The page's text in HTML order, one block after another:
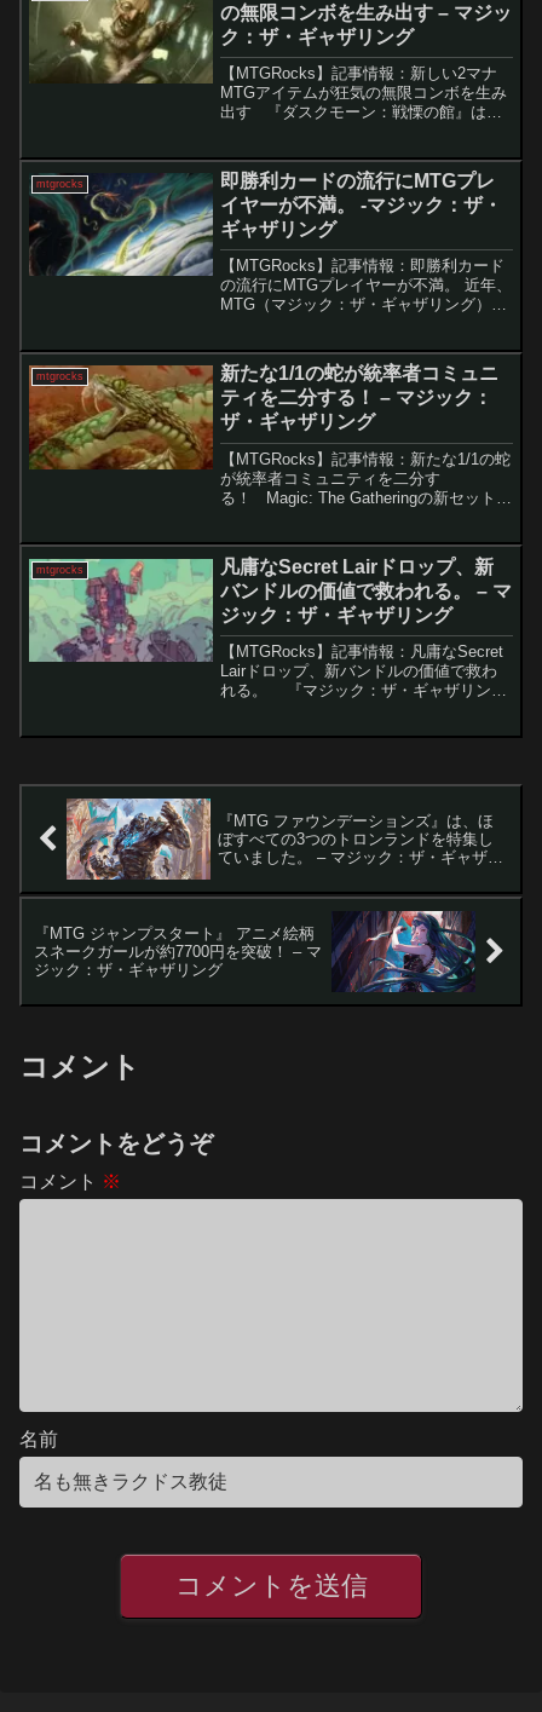
の無限コンボを生み出す – マジッ
ク：ザ・ギャザリング
【MTGRocks】記事情報：新しい2マナ
MTGアイテムが狂気の無限コンボを生み
出す 『ダスクモーン：戦慄の館』は、
目されるのが、「殺人人形、マーヴィ
ン」というカ...
mtgrocks
即勝利カードの流行にMTGプレ
イヤーが不満。 -マジック：ザ・
ギャザリング
【MTGRocks】記事情報：即勝利カード
の流行にMTGプレイヤーが不満。 近年、
MTG（マジック：ザ・ギャザリング）で
フレの影響で、こうしたカードはより効
率的かつ頻繁...
mtgrocks
新たな1/1の蛇が統率者コミュニ
ティを二分する！ – マジック：
ザ・ギャザリング
【MTGRocks】記事情報：新たな1/1の蛇
が統率者コミュニティを二分す
る！ Magic: The Gatheringの新セット
が、注目を集めています。このカード
は...
mtgrocks
凡庸なSecret Lairドロップ、新
バンドルの価値で救われる。 – マ
ジック：ザ・ギャザリング
【MTGRocks】記事情報：凡庸なSecret
Lairドロップ、新バンドルの価値で救わ
れる。 『マジック：ザ・ギャザリン
『MTG ファウンデーションズ』は、ほ
ぼすべての3つのトロンランドを特集し
ていました。 – マジック：ザ・ギャザリ
『MTG ジャンプスタート』 アニメ絵柄
スネークガールが約7700円を突破！ – マ
ジック：ザ・ギャザリング
コメント
コメントをどうぞ
コメント ※
名前